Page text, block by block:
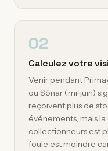
02
Calculez votre
Venir pendant
ou Sónar (mi‑juin)
reçoivent plus de
événements, mais
collectionneurs est
foule est moindre